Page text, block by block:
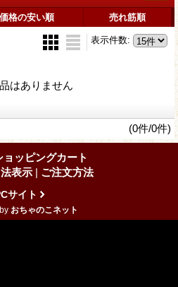
価格の安い順 売れ筋順
表示件数:
はありません
(0件/0件)
ョッピングカート
表示 | ご注文方法
サイト
おちゃのこネット